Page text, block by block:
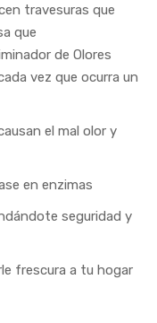
travesuras que
que
de Olores
vez que ocurra un
el mal olor y
en enzimas
seguridad y
frescura a tu hogar